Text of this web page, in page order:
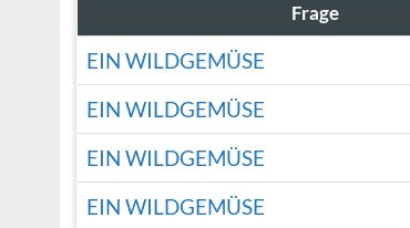
Frage
EIN WILDGEMÜSE
EIN WILDGEMÜSE
EIN WILDGEMÜSE
EIN WILDGEMÜSE